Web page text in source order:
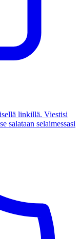
linkillä. Viestisi
salataan selaimessasi